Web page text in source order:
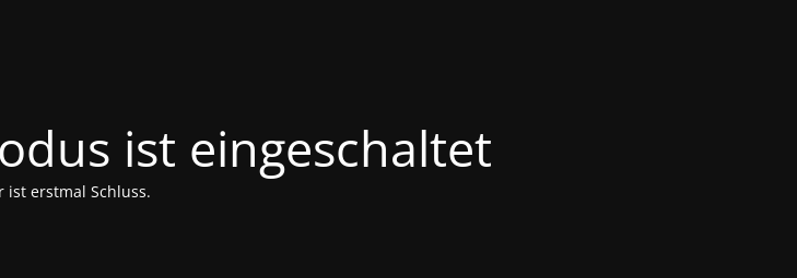
ist eingeschaltet
ist erstmal Schluss.